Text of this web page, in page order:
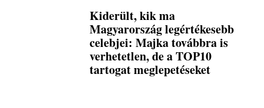
Kiderült, kik ma
Magyarország legértékesebb
celebjei: Majka továbbra is
verhetetlen, de a TOP10
tartogat meglepetéseket